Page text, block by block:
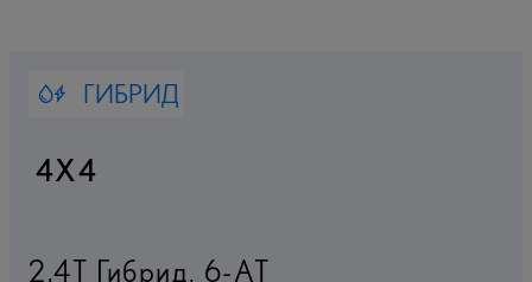
ГИБРИД
4X4
2.4T Гибрид, 6-AT